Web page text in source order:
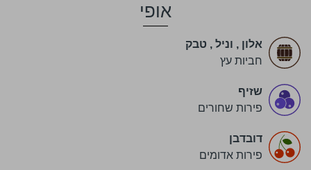
אופי
אלון , וניל , טבק
חביות עץ
שזיף
פירות שחורים
דובדבן
פירות אדומים